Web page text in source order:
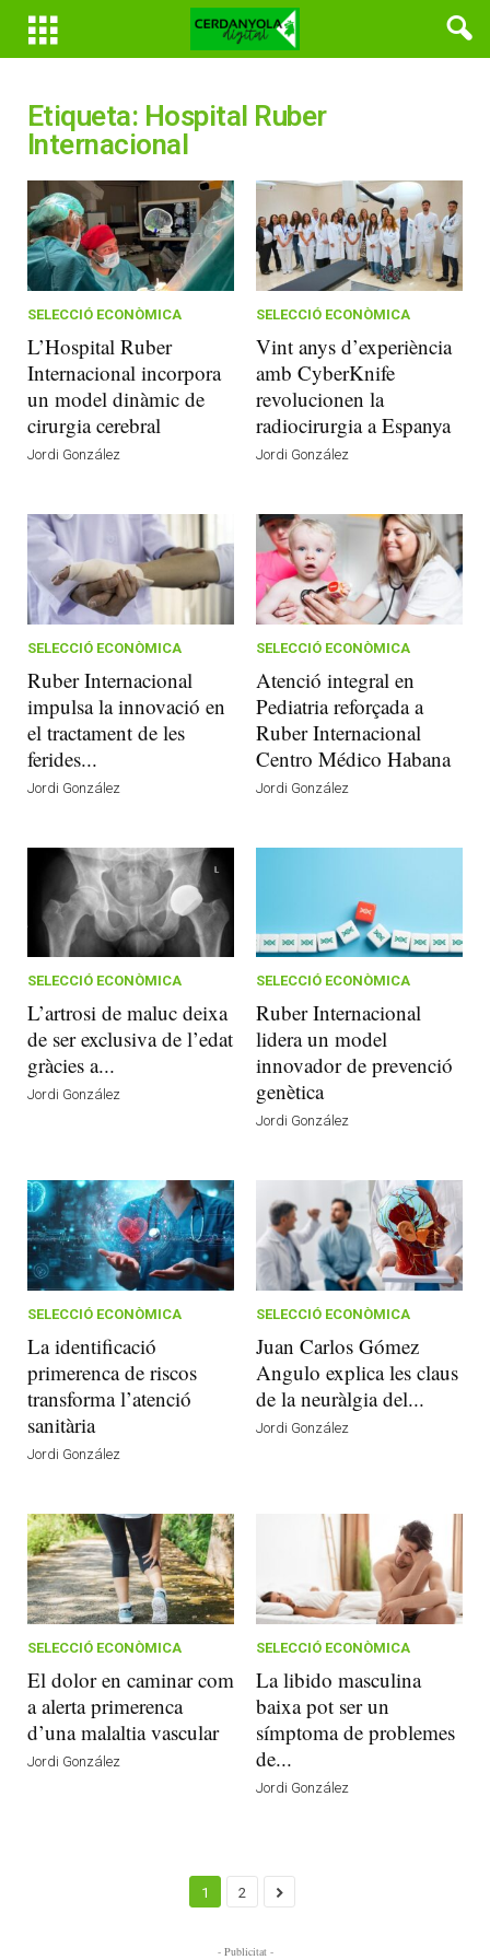
Etiqueta: Hospital Ruber
Internacional
SELECCIÓ ECONÒMICA
L’Hospital Ruber
Internacional incorpora
un model dinàmic de
cirurgia cerebral
Jordi González
SELECCIÓ ECONÒMICA
Vint anys d’experiència
amb CyberKnife
revolucionen la
radiocirurgia a Espanya
Jordi González
SELECCIÓ ECONÒMICA
Ruber Internacional
impulsa la innovació en
el tractament de les
ferides...
Jordi González
SELECCIÓ ECONÒMICA
Atenció integral en
Pediatria reforçada a
Ruber Internacional
Centro Médico Habana
Jordi González
SELECCIÓ ECONÒMICA
L’artrosi de maluc deixa
de ser exclusiva de l’edat
gràcies a...
Jordi González
SELECCIÓ ECONÒMICA
Ruber Internacional
lidera un model
innovador de prevenció
genètica
Jordi González
SELECCIÓ ECONÒMICA
La identificació
primerenca de riscos
transforma l’atenció
sanitària
Jordi González
SELECCIÓ ECONÒMICA
Juan Carlos Gómez
Angulo explica les claus
de la neuràlgia del...
Jordi González
SELECCIÓ ECONÒMICA
El dolor en caminar com
a alerta primerenca
d’una malaltia vascular
Jordi González
SELECCIÓ ECONÒMICA
La libido masculina
baixa pot ser un
símptoma de problemes
de...
Jordi González
1 2
- Publicitat -